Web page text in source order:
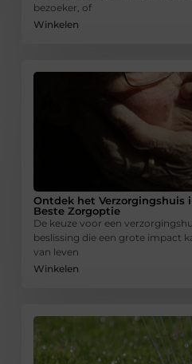
bezoeker, of
Winkelen
Ontdek het Verzorgingshuis
Beste Zorgoptie
De keuze voor een
beslissing die een grote impact
van leven
Winkelen